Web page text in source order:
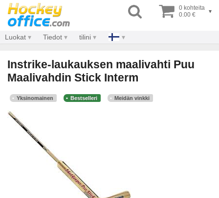
0 kohteita
0.00 €
▾
Luokat Tiedot tilini
Instrike-laukauksen maalivahti Puu
Maalivahdin Stick Interm
Yksinomainen Bestselleri Meidän vinkki